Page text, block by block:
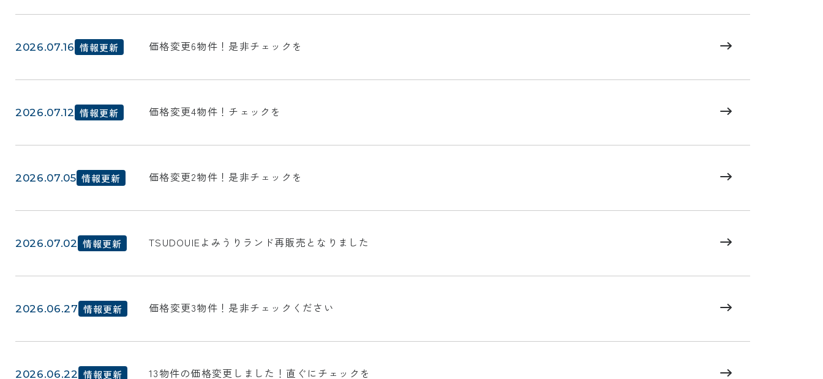
2026.07.16 情報更新 価格変更6物件！是非チェックを
2026.07.12 情報更新 価格変更4物件！チェックを
2026.07.05 情報更新 価格変更2物件！是非チェックを
2026.07.02 情報更新 TSUDOUIEよみうりランド再販売となりました
2026.06.27 情報更新 価格変更3物件！是非チェックください
2026.06.22 情報更新 13物件の価格変更しました！直ぐにチェックを